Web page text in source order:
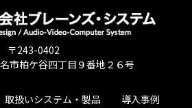
〒243-0402
市柏ケ谷四丁目９番地２６号
取扱いシステム・製品 導入事例